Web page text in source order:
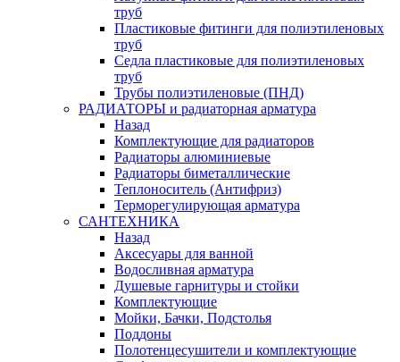
труб
Пластиковые фитинги для полиэтиленовых
труб
Седла пластиковые для полиэтиленовых
труб
Трубы полиэтиленовые (ПНД)
РАДИАТОРЫ и радиаторная арматура
Назад
Комплектующие для радиаторов
Радиаторы алюминиевые
Радиаторы биметаллические
Теплоноситель (Антифриз)
Терморегулирующая арматура
САНТЕХНИКА
Назад
Аксесуары для ванной
Водосливная арматура
Душевые гарнитуры и стойки
Комплектующие
Мойки, Бачки, Подстолья
Поддоны
Полотенцесушители и комплектующие